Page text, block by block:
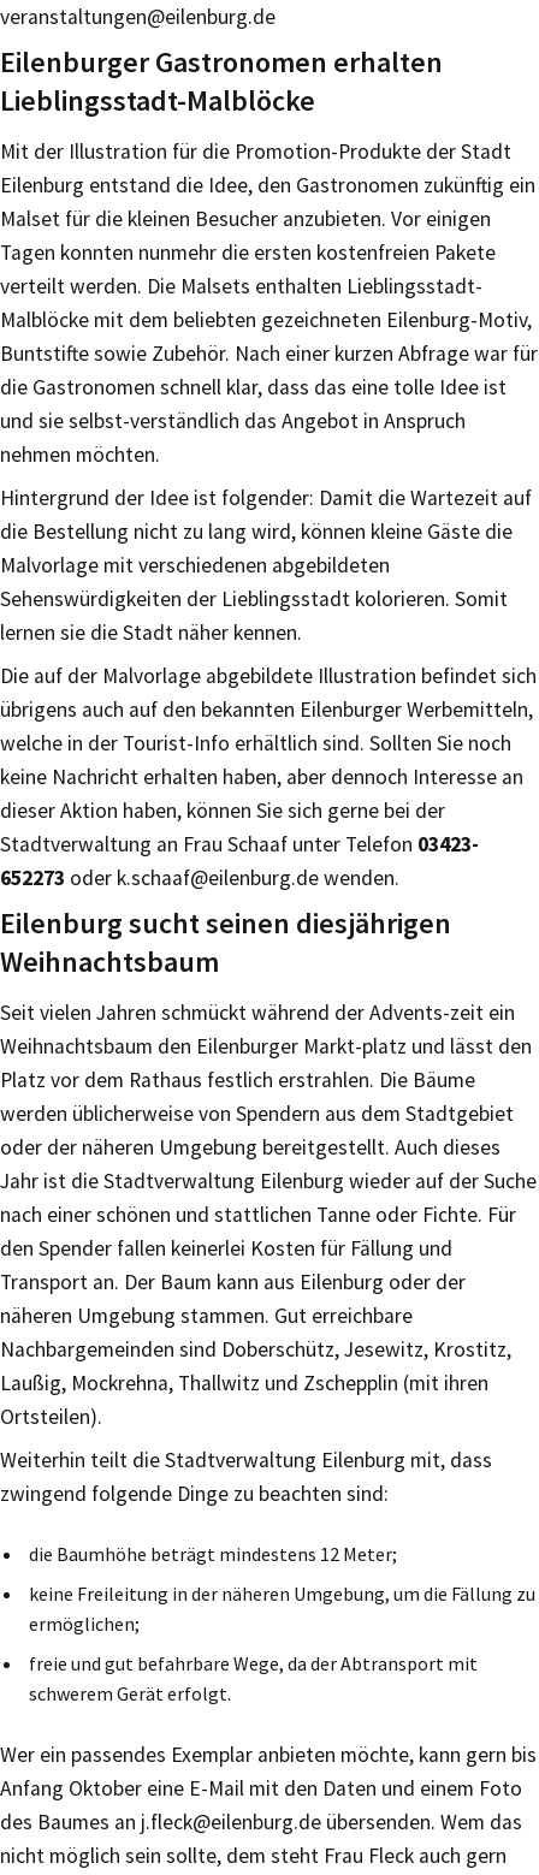
veranstaltungen@eilenburg.de
Eilenburger Gastronomen erhalten
Lieblingsstadt-Malblöcke
Mit der Illustration für die Promotion-Produkte der Stadt
Eilenburg entstand die Idee, den Gastronomen zukünftig ein
Malset für die kleinen Besucher anzubieten. Vor einigen
Tagen konnten nunmehr die ersten kostenfreien Pakete
verteilt werden. Die Malsets enthalten Lieblingsstadt-
Malblöcke mit dem beliebten gezeichneten Eilenburg-Motiv,
Buntstifte sowie Zubehör. Nach einer kurzen Abfrage war für
die Gastronomen schnell klar, dass das eine tolle Idee ist
und sie selbst-verständlich das Angebot in Anspruch
nehmen möchten.
Hintergrund der Idee ist folgender: Damit die Wartezeit auf
die Bestellung nicht zu lang wird, können kleine Gäste die
Malvorlage mit verschiedenen abgebildeten
Sehenswürdigkeiten der Lieblingsstadt kolorieren. Somit
lernen sie die Stadt näher kennen.
Die auf der Malvorlage abgebildete Illustration befindet sich
übrigens auch auf den bekannten Eilenburger Werbemitteln,
welche in der Tourist-Info erhältlich sind. Sollten Sie noch
keine Nachricht erhalten haben, aber dennoch Interesse an
dieser Aktion haben, können Sie sich gerne bei der
Stadtverwaltung an Frau Schaaf unter Telefon 03423-
652273 oder k.schaaf@eilenburg.de wenden.
Eilenburg sucht seinen diesjährigen
Weihnachtsbaum
Seit vielen Jahren schmückt während der Advents-zeit ein
Weihnachtsbaum den Eilenburger Markt-platz und lässt den
Platz vor dem Rathaus festlich erstrahlen. Die Bäume
werden üblicherweise von Spendern aus dem Stadtgebiet
oder der näheren Umgebung bereitgestellt. Auch dieses
Jahr ist die Stadtverwaltung Eilenburg wieder auf der Suche
nach einer schönen und stattlichen Tanne oder Fichte. Für
den Spender fallen keinerlei Kosten für Fällung und
Transport an. Der Baum kann aus Eilenburg oder der
näheren Umgebung stammen. Gut erreichbare
Nachbargemeinden sind Doberschütz, Jesewitz, Krostitz,
Laußig, Mockrehna, Thallwitz und Zschepplin (mit ihren
Ortsteilen).
Weiterhin teilt die Stadtverwaltung Eilenburg mit, dass
zwingend folgende Dinge zu beachten sind:
die Baumhöhe beträgt mindestens 12 Meter;
keine Freileitung in der näheren Umgebung, um die Fällung zu
ermöglichen;
freie und gut befahrbare Wege, da der Abtransport mit
schwerem Gerät erfolgt.
Wer ein passendes Exemplar anbieten möchte, kann gern bis
Anfang Oktober eine E-Mail mit den Daten und einem Foto
des Baumes an j.fleck@eilenburg.de übersenden. Wem das
nicht möglich sein sollte, dem steht Frau Fleck auch gern